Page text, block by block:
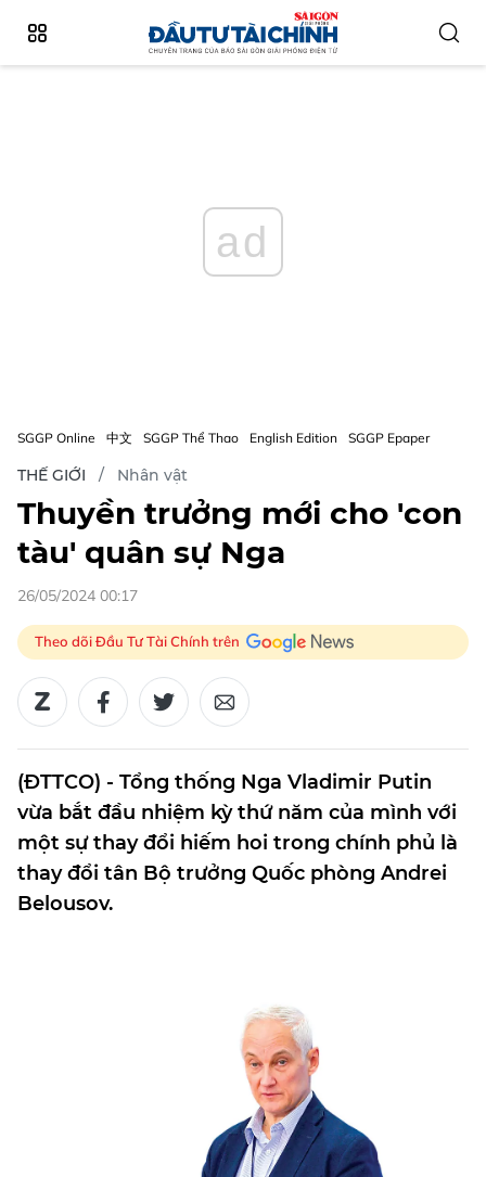
ad
SGGP Online 中文 SGGP Thể Thao English Edition SGGP Epaper
THẾ GIỚI Nhân vật
Thuyền trưởng mới cho 'con
tàu' quân sự Nga
26/05/2024 00:17
Theo dõi Đầu Tư Tài Chính trên
(ĐTTCO) - Tổng thống Nga Vladimir Putin
vừa bắt đầu nhiệm kỳ thứ năm của mình với
một sự thay đổi hiếm hoi trong chính phủ là
thay đổi tân Bộ trưởng Quốc phòng Andrei
Belousov.